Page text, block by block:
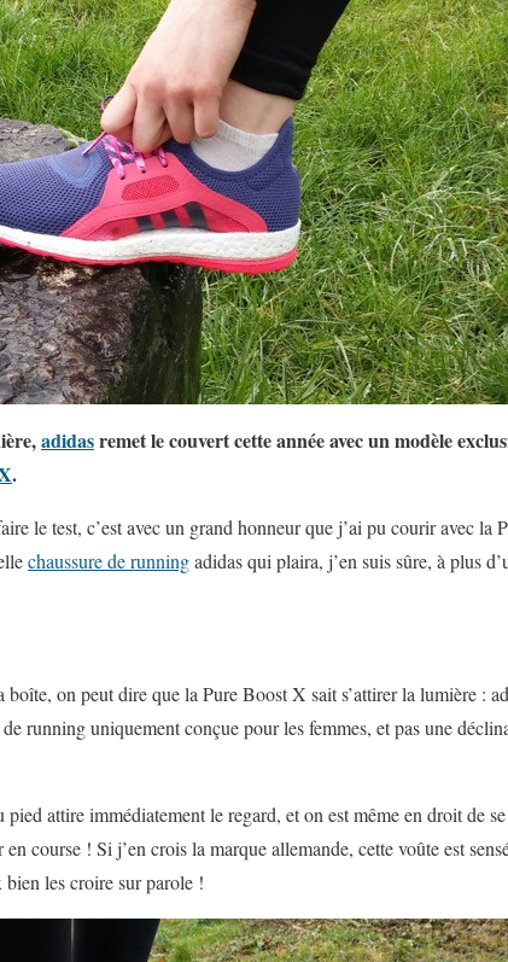
adidasremet le couvert cette année avec un modèle
.
le test, c’est avec un grand honneur que j’ai pu courir avec la
chaussure de runningadidas qui plaira, j’en suis sûre, à plus
on peut dire que la Pure Boost X sait s’attirer la lumière :
running uniquement conçue pour les femmes, et pas une
attire immédiatement le regard, et on est même en droit de
course ! Si j’en crois la marque allemande, cette voûte est
les croire sur parole !